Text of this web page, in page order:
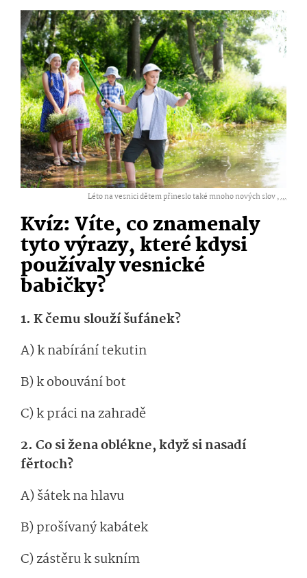
Léto na vesnici dětem přineslo také mnoho nových slov ,...
Kvíz: Víte, co znamenaly
tyto výrazy, které kdysi
používaly vesnické
babičky?
1. K čemu slouží šufánek?
A) k nabírání tekutin
B) k obouvání bot
C) k práci na zahradě
2. Co si žena oblékne, když si nasadí
fěrtoch?
A) šátek na hlavu
B) prošívaný kabátek
C) zástěru k sukním